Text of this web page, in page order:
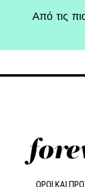
Aπό τις
ΟΡΟΙ ΚΑΙ